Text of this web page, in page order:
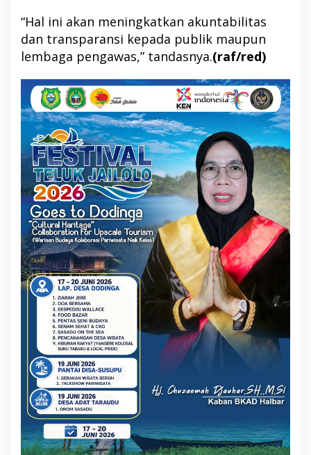
“Hal ini akan meningkatkan akuntabilitas
dan transparansi kepada publik maupun
lembaga pengawas,” tandasnya.(raf/red)